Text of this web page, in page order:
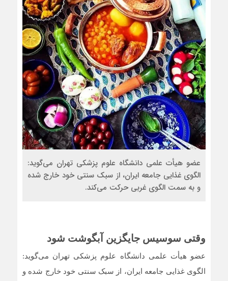
عضو هیأت علمی دانشگاه علوم پزشکی تهران می‌گوید:
الگوی غذایی جامعه ایران، از سبک سنتی خود خارج شده
و به سمت الگوی غربی حرکت می‌کند.
وقتی سوسیس جایگزین آبگوشت شود
عضو هیأت علمی دانشگاه علوم پزشکی تهران می‌گوید:
الگوی غذایی جامعه ایران، از سبک سنتی خود خارج شده و